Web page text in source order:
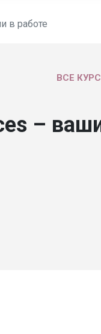
в работе
ВСЕ
–